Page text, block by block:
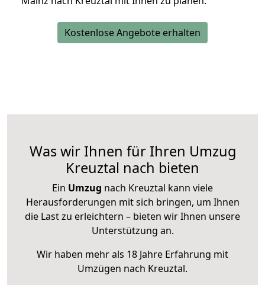
Kostenlose Angebote erhalten
Was wir Ihnen für Ihren Umzug
Kreuztal nach bieten
Ein Umzug nach Kreuztal kann viele
Herausforderungen mit sich bringen, um Ihnen
die Last zu erleichtern – bieten wir Ihnen unsere
Unterstützung an.
Wir haben mehr als 18 Jahre Erfahrung mit
Umzügen nach Kreuztal.